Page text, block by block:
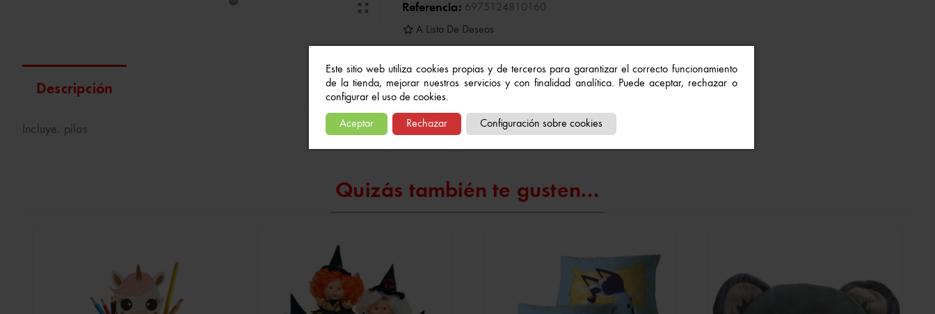
Este sitio web utiliza cookies propias y de terceros para garantizar el correcto funcionamiento
de la tienda, mejorar nuestros servicios y con finalidad analítica. Puede aceptar, rechazar o
configurar el uso de cookies.
Aceptar Rechazar Configuración sobre cookies
Referencia: 6975124810160
A Lista De Deseos
Descripción
Incluye: pilas
Quizás también te gusten...